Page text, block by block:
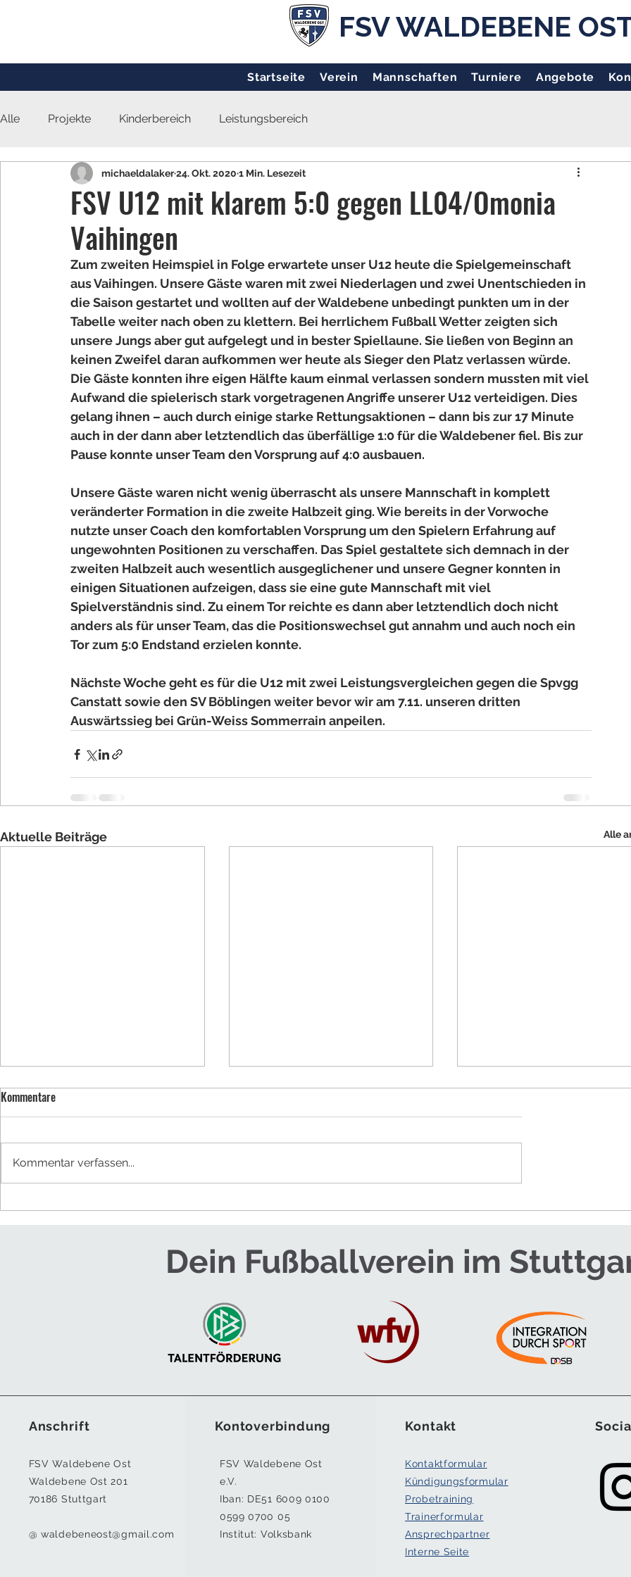
FSV WALDEBENE
Startseite Verein Mannschaften Turniere Angebote
Alle Projekte Kinderbereich Leistungsbereich
FSV U12 mit klarem 5:0 gegen LL04/Omonia
Vaihingen
michaeldalaker24. Okt. 2020 1 Min. Lesezeit
Zum zweiten Heimspiel in Folge erwartete unser U12 heute die Spielgemeinschaft
aus Vaihingen. Unsere Gäste waren mit zwei Niederlagen und zwei Unentschieden in
die Saison gestartet und wollten auf der Waldebene unbedingt punkten um in der
Tabelle weiter nach oben zu klettern. Bei herrlichem Fußball Wetter zeigten sich
unsere Jungs aber gut aufgelegt und in bester Spiellaune. Sie ließen von Beginn an
keinen Zweifel daran aufkommen wer heute als Sieger den Platz verlassen würde.
Die Gäste konnten ihre eigen Hälfte kaum einmal verlassen sondern mussten mit viel
Aufwand die spielerisch stark vorgetragenen Angriffe unserer U12 verteidigen. Dies
gelang ihnen – auch durch einige starke Rettungsaktionen – dann bis zur 17 Minute
auch in der dann aber letztendlich das überfällige 1:0 für die Waldebener fiel. Bis zur
Pause konnte unser Team den Vorsprung auf 4:0 ausbauen.
Unsere Gäste waren nicht wenig überrascht als unsere Mannschaft in komplett
veränderter Formation in die zweite Halbzeit ging. Wie bereits in der Vorwoche
nutzte unser Coach den komfortablen Vorsprung um den Spielern Erfahrung auf
ungewohnten Positionen zu verschaffen. Das Spiel gestaltete sich demnach in der
zweiten Halbzeit auch wesentlich ausgeglichener und unsere Gegner konnten in
einigen Situationen aufzeigen, dass sie eine gute Mannschaft mit viel
Spielverständnis sind. Zu einem Tor reichte es dann aber letztendlich doch nicht
anders als für unser Team, das die Positionswechsel gut annahm und auch noch ein
Tor zum 5:0 Endstand erzielen konnte.
Nächste Woche geht es für die U12 mit zwei Leistungsvergleichen gegen die Spvgg
Canstatt sowie den SV Böblingen weiter bevor wir am 7.11. unseren dritten
Auswärtssieg bei Grün-Weiss Sommerrain anpeilen.
Aktuelle Beiträge Alle
BUFDI werden
NEUES TRAINERTEAM FÜR DIE
HERREN
SOMMERCAMPS - JETZT
ANMELDEN!
Kommentare
Kommentar verfassen...
Dein Fußballverein im
Anschrift
FSV Waldebene Ost
Waldebene Ost 201
70186 Stuttgart
@waldebeneost@gmail.com
Kontoverbindung
FSV Waldebene Ost
e.V.
Iban: DE51 6009 0100
0599 0700 05
Institut: Volksbank
Kontakt
Kontaktformular
Kündigungsformular
Probetraining
Trainerformular
Ansprechpartner
Interne Seite